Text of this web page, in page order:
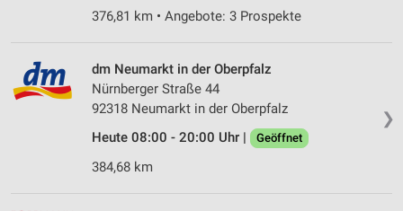
376,81 km • Angebote: 3 Prospekte
❯
dm Neumarkt in der Oberpfalz
Nürnberger Straße 44
92318 Neumarkt in der Oberpfalz
Heute 08:00 - 20:00 Uhr |
Geöffnet
384,68 km